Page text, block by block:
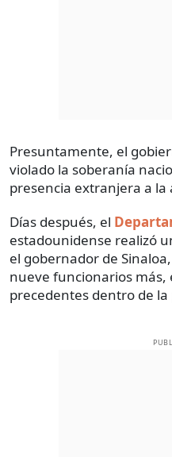
Presuntamente, el
violado la soberanía
presencia extranjera a
Días después, el
estadounidense realizó
el gobernador de Sinaloa,
nueve funcionarios más,
precedentes dentro de